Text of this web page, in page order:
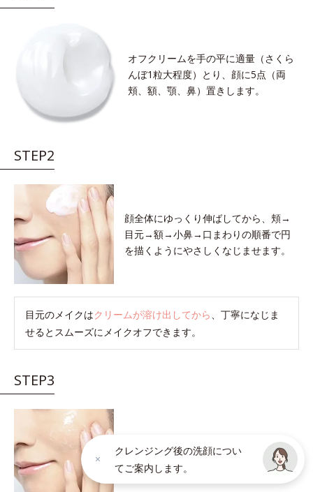
オフクリームを手の平に適量（さくら
んぼ1粒大程度）とり、顔に5点（両
頬、額、顎、鼻）置きします。
STEP2
顔全体にゆっくり伸ばしてから、頬→
目元→額→小鼻→口まわりの順番で円
を描くようにやさしくなじませます。
目元のメイクはクリームが溶け出してから、丁寧になじま
せるとスムーズにメイクオフできます。
STEP3
クリームが肌の上でメイク汚れを巻き
こむと軽い感触に変わります。
感触が
軽くなったら洗い流しのサインです。
クレンジング後の洗顔につい
てご案内します。